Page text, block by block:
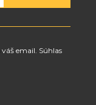
email. Súhlas